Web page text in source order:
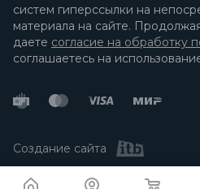
систем гиперссылки на
материала на сайте.
даете согласие на обработку
соглашаетесь на
Создание сайта